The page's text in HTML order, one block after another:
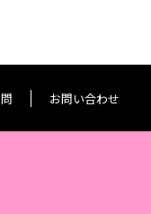
お問い合わせ